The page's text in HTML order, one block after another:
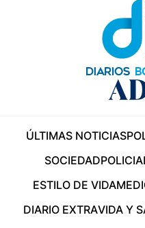
ÚLTIMAS NOTICIAS
SOCIEDAD
ESTILO DE VIDA
DIARIO EXTRAVIDA Y